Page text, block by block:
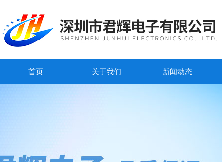
首页 关于我们 新闻动态